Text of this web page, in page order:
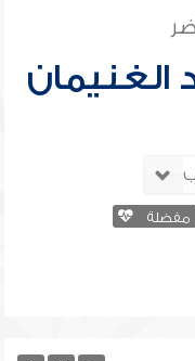
الغنيمان
مفضلة